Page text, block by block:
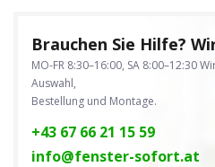
Brauchen Sie Hilfe?
MO-FR 8:30–16:00, SA 8:00–12:30
Auswahl,
Bestellung und Montage.
+43 67 66 21 15 59
info@fenster-sofort.at